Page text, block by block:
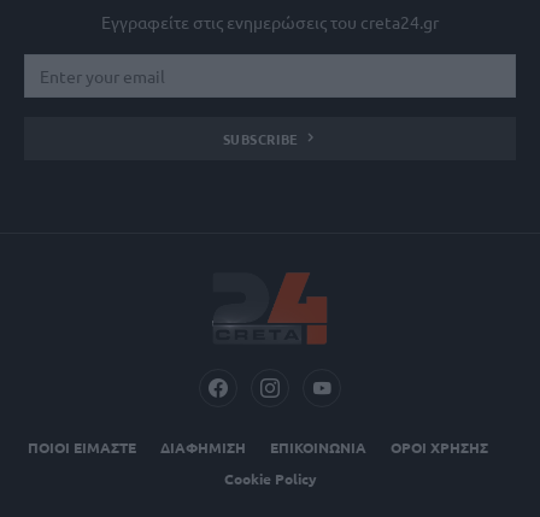
Εγγραφείτε στις ενημερώσεις του creta24.gr
SUBSCRIBE
ΠΟΙΟΙ ΕΙΜΑΣΤΕ ΔΙΑΦΗΜΙΣΗ ΕΠΙΚΟΙΝΩΝΙΑ
ΟΡΟΙ ΧΡΗΣΗΣ
Cookie Policy